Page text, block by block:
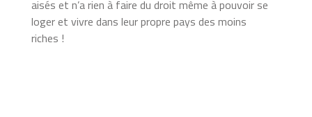
aisés et n’a rien à faire du droit même à pouvoir se
loger et vivre dans leur propre pays des moins
riches !